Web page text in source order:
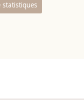
statistiques